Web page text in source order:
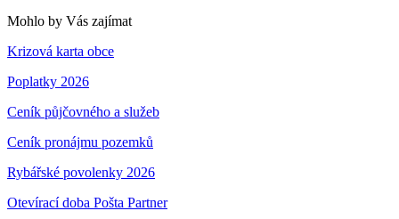
Mohlo by Vás zajímat
Krizová karta obce
Poplatky 2026
Ceník půjčovného a služeb
Ceník pronájmu pozemků
Rybářské povolenky 2026
Otevírací doba Pošta Partner